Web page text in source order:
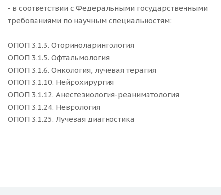
- в соответствии с Федеральными государственными
требованиями по научным специальностям:
ОПОП 3.1.3. Оториноларингология
ОПОП 3.1.5. Офтальмология
ОПОП 3.1.6. Онкология, лучевая терапия
ОПОП 3.1.10. Нейрохирургия
ОПОП 3.1.12. Анестезиология-реаниматология
ОПОП 3.1.24. Неврология
ОПОП 3.1.25. Лучевая диагностика